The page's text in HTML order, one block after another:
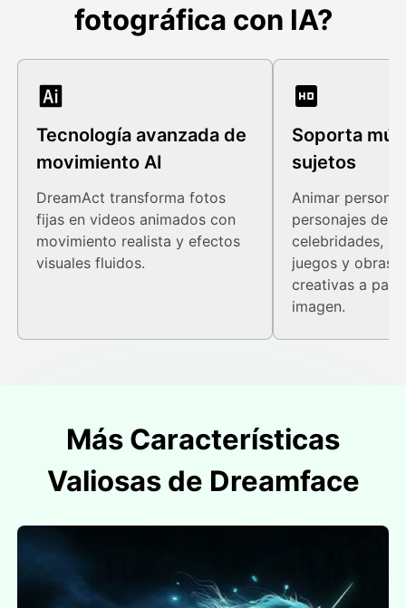
fotográfica con IA?
Tecnología avanzada de
movimiento AI
DreamAct transforma fotos
fijas en videos animados con
movimiento realista y efectos
visuales fluidos.
Soporta
sujetos
Animar
personajes de
celebridades,
juegos y obras
creativas a
imagen.
Más Características
Valiosas de Dreamface